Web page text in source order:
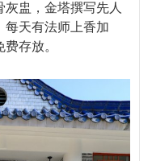
盅，金塔撰写先人
每天有法师上香加
存放。